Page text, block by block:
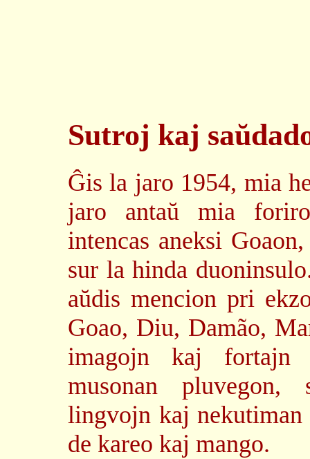
Sutroj kaj
Ĝis la jaro 1954, mia
jaro antaŭ mia
intencas aneksi
sur la hinda
aŭdis mencion pri
Goao, Diu, Damão,
imagojn kaj fortajn
musonan pluvegon,
lingvojn kaj
de kareo kaj mango.